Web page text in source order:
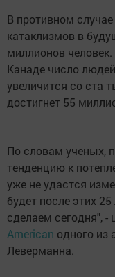
В противном
катаклизмов в
миллионов
Канаде число
увеличится со ста
достигнет 55
По словам ученых,
тенденцию к
уже не удастся
будет после этих
сделаем сегодня", -
American одного из
Леверманна.